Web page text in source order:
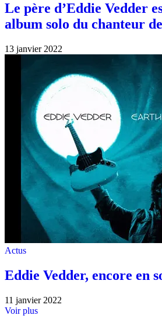
Le père d’Eddie Vedder
album solo du chanteur
13 janvier 2022
Actus
Eddie Vedder, encore en
11 janvier 2022
Voir plus